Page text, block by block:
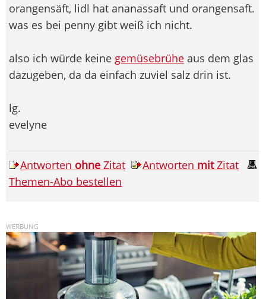
orangensäft, lidl hat ananassaft und orangensaft.
was es bei penny gibt weiß ich nicht.
also ich würde keine gemüsebrühe aus dem glas
dazugeben, da da einfach zuviel salz drin ist.
lg.
evelyne
Antworten ohne Zitat Antworten mitZitat
Themen-Abo bestellen